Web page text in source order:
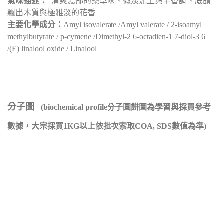
飄出木質與極雅淡的花香
主要化學成分： Amyl isovalerate /Amyl valerate / 2-isoamyl
methylbutyrate / p-cymene /Dimethyl-2 6-octadien-1 7-diol-3 6
/(E) linalool oxide / Linalool
分子圖 (biochemical profile分子圓餅圖為學習與採買參考
數據，大宗採買1KG以上依批次索取COA, SDS數值為準)